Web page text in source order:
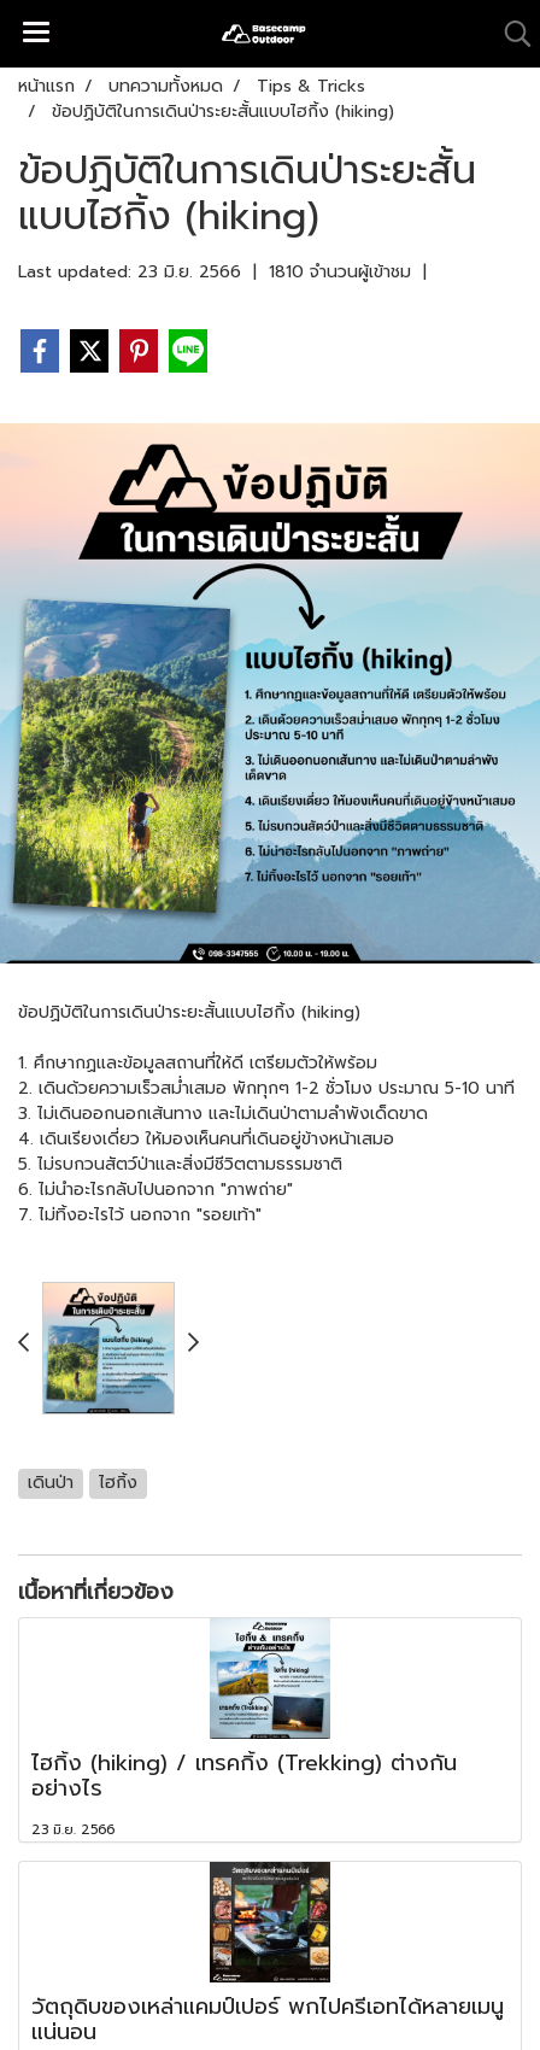
หน้าแรก บทความทั้งหมด
Tips & Tricks
ข้อปฏิบัติในการเดินป่าระยะสั้นแบบไฮกิ้ง (hiking)
ข้อปฏิบัติในการเดินป่าระยะสั้น
แบบไฮกิ้ง (hiking)
Last updated: 23 มิ.ย. 2566 | 1810 จำนวนผู้เข้าชม |
ข้อปฏิบัติในการเดินป่าระยะสั้นแบบไฮกิ้ง (hiking)
1. ศึกษากฏและข้อมูลสถานที่ให้ดี เตรียมตัวให้พร้อม
2. เดินด้วยความเร็วสม่ำเสมอ พักทุกๆ 1-2 ชั่วโมง ประมาณ 5-10 นาที
3. ไม่เดินออกนอกเส้นทาง และไม่เดินป่าตามลำพังเด็ดขาด
4. เดินเรียงเดี่ยว ให้มองเห็นคนที่เดินอยู่ข้างหน้าเสมอ
5. ไม่รบกวนสัตว์ป่าและสิ่งมีชีวิตตามธรรมชาติ
6. ไม่นำอะไรกลับไปนอกจาก "ภาพถ่าย"
7. ไม่ทิ้งอะไรไว้ นอกจาก "รอยเท้า"
เดินป่า ไฮกิ้ง
เนื้อหาที่เกี่ยวข้อง
ไฮกิ้ง (hiking) / เทรคกิ้ง (Trekking) ต่างกัน
อย่างไร
23 มิ.ย. 2566
วัตถุดิบของเหล่าแคมป์เปอร์ พกไปครีเอทได้หลายเมนู
แน่นอน